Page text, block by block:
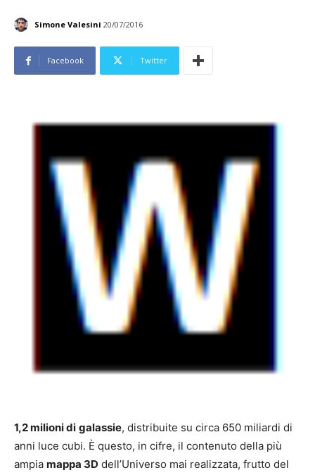
Simone Valesini 20/07/2016
Facebook Twitter
1,2 milioni di galassie, distribuite su circa 650 miliardi di
anni luce cubi. È questo, in cifre, il contenuto della più
ampia mappa 3D dell’Universo mai realizzata, frutto del